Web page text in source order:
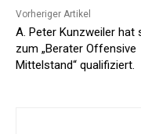
Vorheriger Artikel
A. Peter Kunzweiler hat
zum „Berater Offensive
Mittelstand“ qualifiziert.